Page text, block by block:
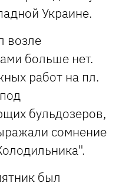
Украине.
возле
больше нет.
работ на пл.
бульдозеров,
сомнение
был